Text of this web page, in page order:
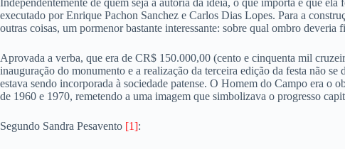
Independentemente de quem seja a autoria da ideia, o que importa é que
executado por Enrique Pachon Sanchez e Carlos Dias Lopes. Para a
outras coisas, um pormenor bastante interessante: sobre qual ombro
Aprovada a verba, que era de CR$ 150.000,00 (cento e cinquenta mil
inauguração do monumento e a realização da terceira edição da festa não
estava sendo incorporada à sociedade patense. O Homem do Campo era o
de 1960 e 1970, remetendo a uma imagem que simbolizava o progresso
Segundo Sandra Pesavento [1]: